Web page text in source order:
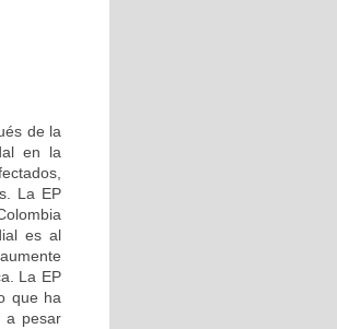
de la
en la
La EP
es al
La EP
que ha
a pesar